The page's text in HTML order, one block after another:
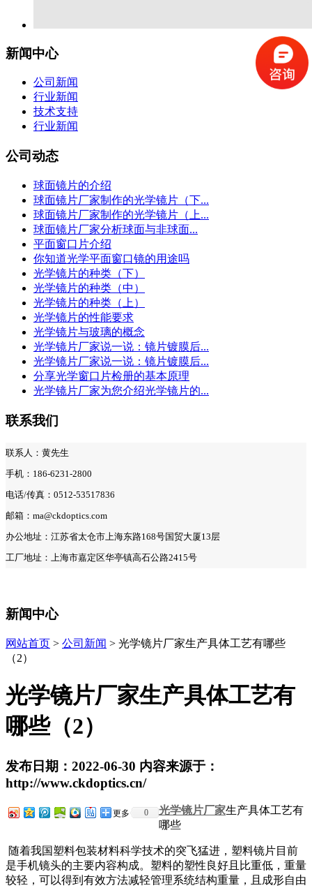
新闻中心
公司新闻
行业新闻
技术支持
行业新闻
公司动态
球面镜片的介绍
球面镜片厂家制作的光学镜片（下...
球面镜片厂家制作的光学镜片（上...
球面镜片厂家分析球面与非球面...
平面窗口片介绍
你知道光学平面窗口镜的用途吗
光学镜片的种类（下）
光学镜片的种类（中）
光学镜片的种类（上）
光学镜片的性能要求
光学镜片与玻璃的概念
光学镜片厂家说一说：镜片镀膜后...
光学镜片厂家说一说：镜片镀膜后...
分享光学窗口片检册的基本原理
光学镜片厂家为您介绍光学镜片的...
联系我们
联系人：黄先生
手机：186-6231-2800
电话/传真：0512-53517836
邮箱：ma@ckdoptics.com
办公地址：江苏省太仓市上海东路168号国贸大厦13层
工厂地址：上海市嘉定区华亭镇高石公路2415号
新闻中心
网站首页 > 公司新闻 > 光学镜片厂家生产具体工艺有哪些
（2）
光学镜片厂家生产具体工艺有
哪些（2）
发布日期：2022-06-30 内容来源于：
http://www.ckdoptics.cn/
更多 0 光学镜片厂家生产具体工艺有
哪些
随着我国塑料包装材料科学技术的突飞猛进，塑料镜片目前
是手机镜头的主要内容构成。塑料的塑性良好且比重低，重量
较轻，可以得到有效方法减轻管理系统结构重量，且成形自由